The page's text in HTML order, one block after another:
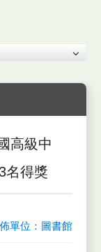
高級中
名得獎
單位：圖書館